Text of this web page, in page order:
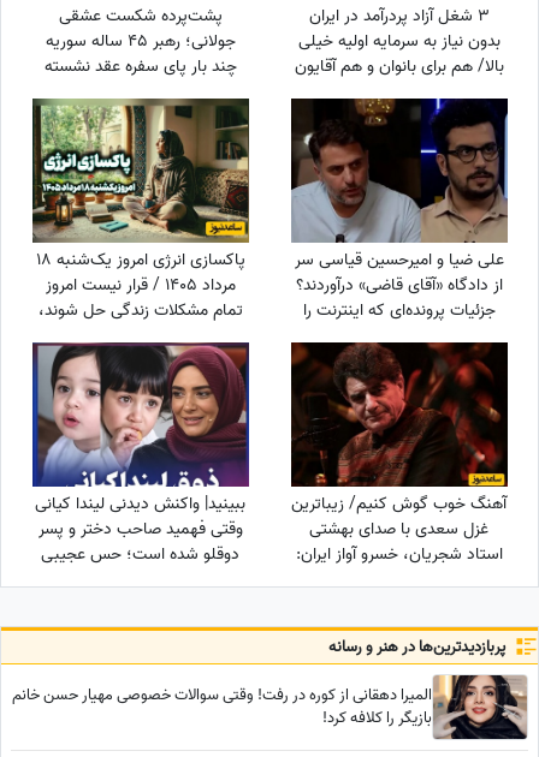
3 شغل آزاد پردرآمد در ایران
بدون نیاز به سرمایه اولیه خیلی
بالا/ هم برای بانوان و هم آقایون
پشت‌پرده شکست عشقی
جولانی؛ رهبر 45 ساله سوریه
چند بار پای سفره عقد نشسته
علی ضیا و امیرحسین قیاسی سر
از دادگاه «آقای قاضی» درآوردند؟
جزئیات پرونده‌ای که اینترنت را
پاکسازی انرژی امروز یک‌شنبه 18
مرداد 1405 / قرار نیست امروز
تمام مشکلات زندگی حل شوند،
شدن برداری
آهنگ خوب گوش کنیم/ زیباترین
غزل سعدی با صدای بهشتی
استاد شجریان، خسرو آواز ایران:
ببینید| واکنش دیدنی لیندا کیانی
وقتی فهمید صاحب دختر و پسر
دوقلو شده است؛ حس عجیبی
پربازدید‌ترین‌ها در هنر و رسانه
المیرا دهقانی از کوره در رفت! وقتی سوالات خصوصی مهیار حسن خانم
بازیگر را کلافه کرد!